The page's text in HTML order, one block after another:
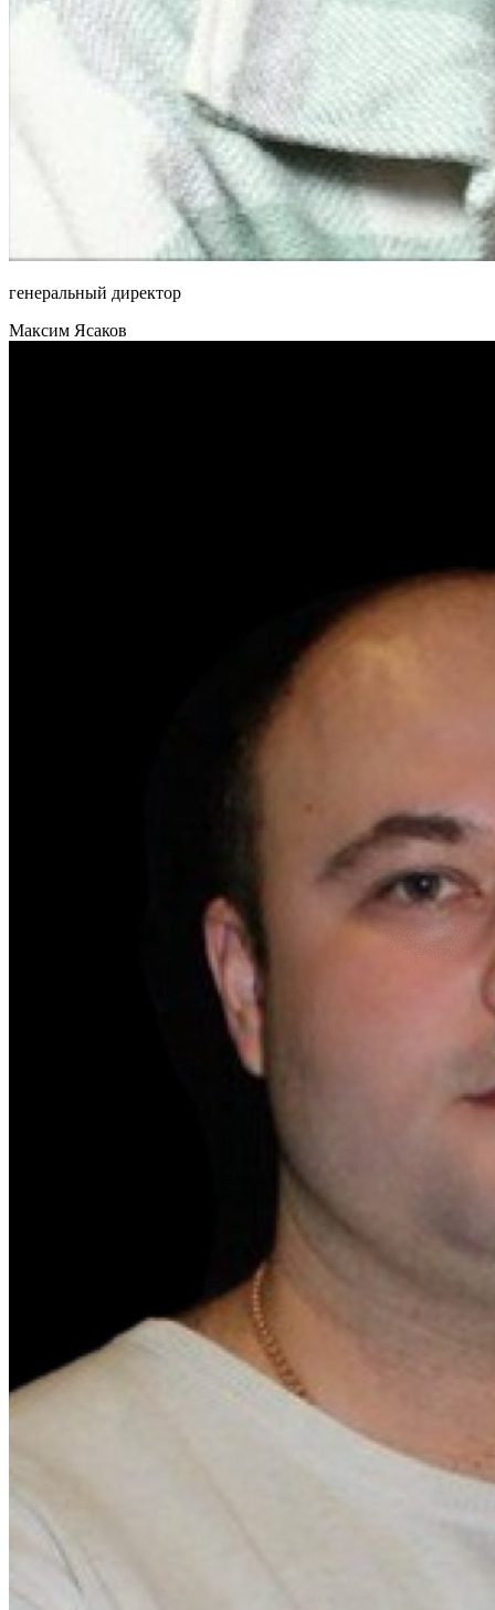
генеральный директор
Максим Ясаков